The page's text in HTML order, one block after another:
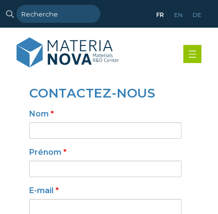
FR EN DE
CONTACTEZ-NOUS
Nom *
Prénom *
E-mail *